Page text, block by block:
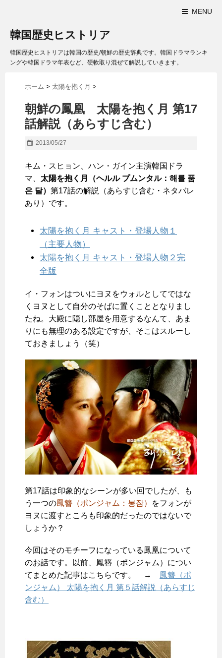
MENU
韓国歴史ヒストリア
韓国歴史ヒストリアは韓国の歴史/朝鮮の歴史辞典です。韓国ドラマランキ
ングや韓国ドラマ年表など、硬軟取り混ぜて解説していきます。
ホーム > 太陽を抱く月 >
朝鮮の鳳凰 太陽を抱く月 第17
話解説（あらすじ含む）
2013/05/27
キム・スヒョン、ハン・ガイン主演韓国ドラ
マ、 太陽を抱く月（ヘルル プムンタル：해를 품
은 달） 第17話の解説（あらすじ含む・ネタバレ
あり）です。
太陽を抱く月 キャスト・登場人物１
（主要人物）
太陽を抱く月 キャスト・登場人物２完
全版
イ・フォンはついにヨヌをウォルとしてではな
くヨヌとして自分のそばに置くこととなりまし
たね。大殿に隠し部屋を用意するなんて、あま
りにも無理のある設定ですが、そこはスルーし
ておきましょう（笑）
第17話は印象的なシーンが多い回でしたが、も
う一つの鳳簪（ポンジャム：봉잠）
をフォンが
ヨヌに渡すところも印象的だったのではないで
しょうか？
今回はそのモチーフになっている鳳凰について
のお話です。以前、鳳簪（ポンジャム）につい
てまとめた記事はこちらです。 → 鳳簪（ポ
ンジャム） 太陽を抱く月 第５話解説（あらすじ
含む）